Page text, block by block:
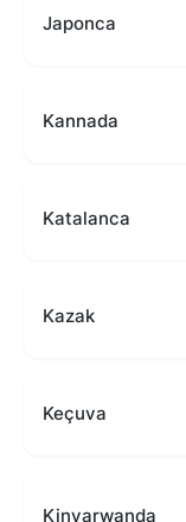
Japonca
Kannada
Katalanca
Kazak
Keçuva
Kinyarwanda